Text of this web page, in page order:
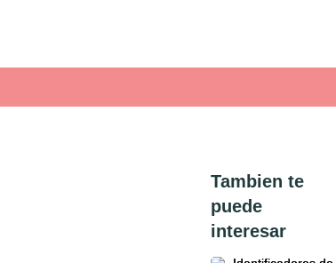
Tambien te
puede
interesar